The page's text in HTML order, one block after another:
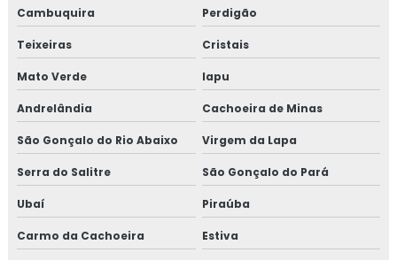
Cambuquira Perdigão
Teixeiras Cristais
Mato Verde Iapu
Andrelândia Cachoeira de Minas
São Gonçalo do Rio Abaixo Virgem da Lapa
Serra do Salitre São Gonçalo do Pará
Ubaí Piraúba
Carmo da Cachoeira Estiva